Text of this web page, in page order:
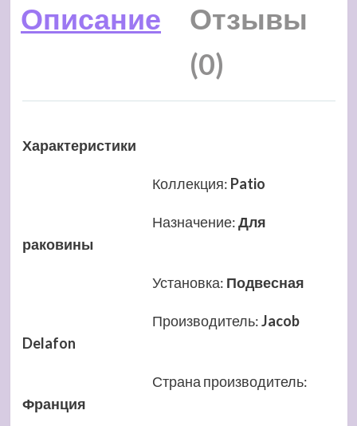
Описание
Отзывы
(0)
Характеристики
Коллекция: Patio
Назначение:Для
раковины
Установка: Подвесная
Производитель:Jacob
Delafon
Страна производитель:
Франция